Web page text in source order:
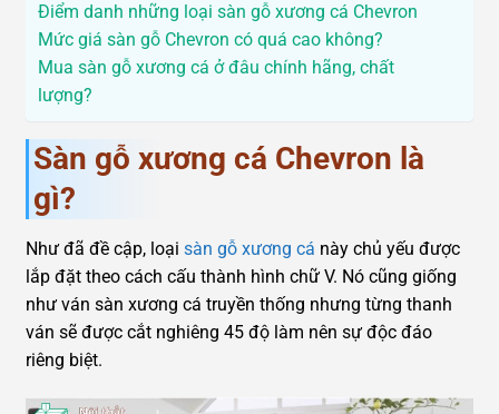
Điểm danh những loại sàn gỗ xương cá Chevron
Mức giá sàn gỗ Chevron có quá cao không?
Mua sàn gỗ xương cá ở đâu chính hãng, chất
lượng?
Sàn gỗ xương cá Chevron là
gì?
Như đã đề cập, loại sàn gỗ xương cá này chủ yếu được
lắp đặt theo cách cấu thành hình chữ V. Nó cũng giống
như ván sàn xương cá truyền thống nhưng từng thanh
ván sẽ được cắt nghiêng 45 độ làm nên sự độc đáo
riêng biệt.